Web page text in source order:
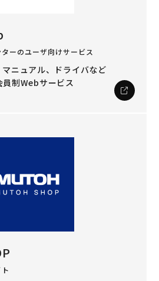
ーのユーザ向けサービス
ニュアル、ドライバなど
員制Webサービス